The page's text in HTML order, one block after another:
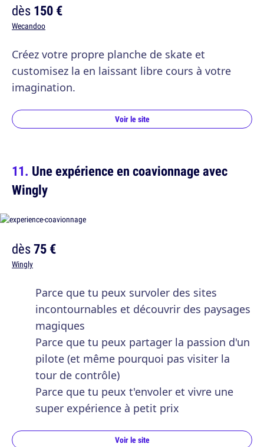
dès150 €
Wecandoo
Créez votre propre planche de skate et
customisez la en laissant libre cours à votre
imagination.
Voir le site
Une expérience en coavionnage avec
Wingly
dès75 €
Wingly
Parce que tu peux survoler des sites
incontournables et découvrir des paysages
magiques
Parce que tu peux partager la passion d'un
pilote (et même pourquoi pas visiter la
tour de contrôle)
Parce que tu peux t'envoler et vivre une
super expérience à petit prix
Voir le site